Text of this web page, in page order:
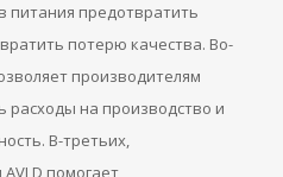
питания предотвратить
потерю качества. Во-
производителям
расходы на производство и
В-третьих,
помогает